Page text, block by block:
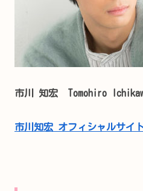
市川 知宏 Tomohiro
市川知宏 オフィシャルサイ